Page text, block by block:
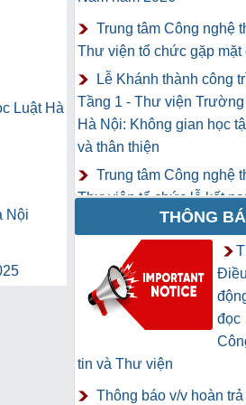
Luật Hà
Nội
Trung tâm Công nghệ
Thư viện tổ chức gặp mặt
Lễ Khánh thành công
Tầng 1 - Thư viện
Hà Nội: Không gian học
và thân thiện
Trung tâm Công nghệ
Thư viện tổ chức lễ kết
Khai mạc Khóa học
cho chuyên gia thông tin
THÔNG
đọc
tin và Thư viện
Thông báo v/v hoàn